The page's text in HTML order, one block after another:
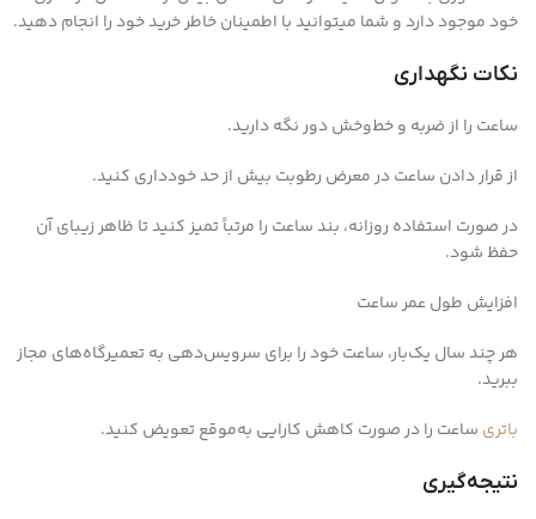
خود موجود دارد و شما میتوانید با اطمینان خاطر خرید خود را انجام دهید.
نکات نگهداری
ساعت را از ضربه و خط‌وخش دور نگه دارید.
از قرار دادن ساعت در معرض رطوبت بیش از حد خودداری کنید.
در صورت استفاده روزانه، بند ساعت را مرتباً تمیز کنید تا ظاهر زیبای آن
حفظ شود.
افزایش طول عمر ساعت
هر چند سال یک‌بار، ساعت خود را برای سرویس‌دهی به تعمیرگاه‌های مجاز
ببرید.
باتری ساعت را در صورت کاهش کارایی به‌موقع تعویض کنید.
نتیجه‌گیری